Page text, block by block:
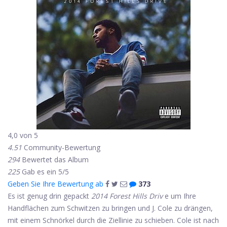
4,0 von 5
4.51 Community-Bewertung
294 Bewertet das Album
225 Gab es ein 5/5
Geben Sie Ihre Bewertung ab
373
Es ist genug drin gepackt 2014 Forest Hills Drive um Ihre
Handflächen zum Schwitzen zu bringen und J. Cole zu drängen,
mit einem Schnörkel durch die Ziellinie zu schieben. Cole ist nach